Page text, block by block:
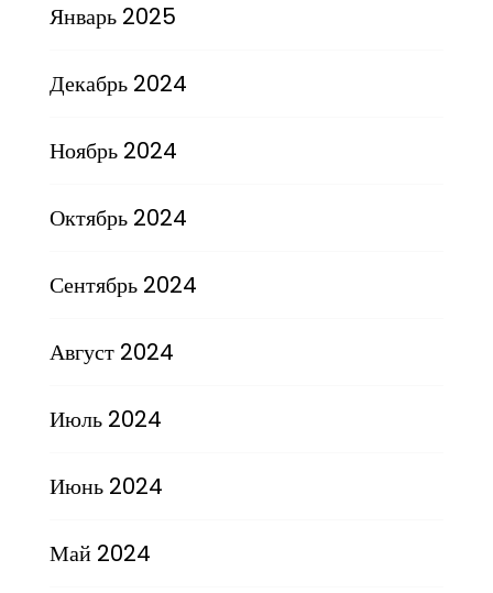
Январь 2025
Декабрь 2024
Ноябрь 2024
Октябрь 2024
Сентябрь 2024
Август 2024
Июль 2024
Июнь 2024
Май 2024